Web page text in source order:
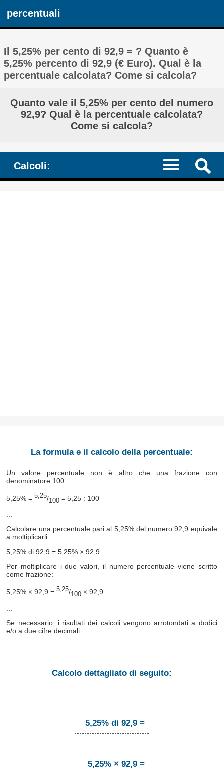
percentuali
Il 5,25% per cento di 92,9 = ? Quanto è
5,25% percento di 92,9 (€ Euro). Qual è la
percentuale calcolata? Come si calcola?
Quanto vale il 5,25% per cento del numero
92,9? Qual è la percentuale calcolata?
Come si calcola?
Calcoli:
La formula e il calcolo della percentuale:
Un valore percentuale non è altro che una frazione con
denominatore 100:
5,25% =5,25/100 = 5,25 : 100
...
Calcolare una percentuale pari al 5,25% del numero 92,9 equivale
a moltiplicarli:
5,25% di 92,9 = 5,25% × 92,9
Per moltiplicare i due valori, il numero percentuale viene scritto
come frazione:
5,25% × 92,9 =5,25/100 × 92,9
Se necessario, i risultati dei calcoli vengono arrotondati a dodici
e/o a due cifre decimali.
Calcolo dettagliato di seguito:
5,25% di 92,9 =
5,25% × 92,9 =